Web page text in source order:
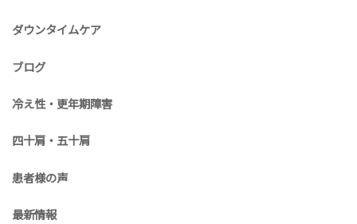
ダウンタイムケア
ブログ
冷え性・更年期障害
四十肩・五十肩
患者様の声
最新情報